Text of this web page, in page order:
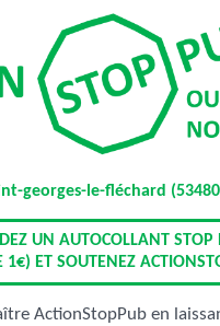
georges-le-fléchard
UN AUTOCOLLANT STOP
1€) ET SOUTENEZ
ActionStopPub en